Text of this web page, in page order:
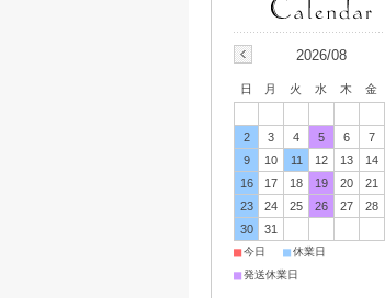
2026/08
日 月 火 水 木 金
2
3 4 5 6 7
9
10 11 12 13 14
16
17 18 19 20 21
23
24 25 26 27 28
30
31
■今日 ■休業日
■発送休業日